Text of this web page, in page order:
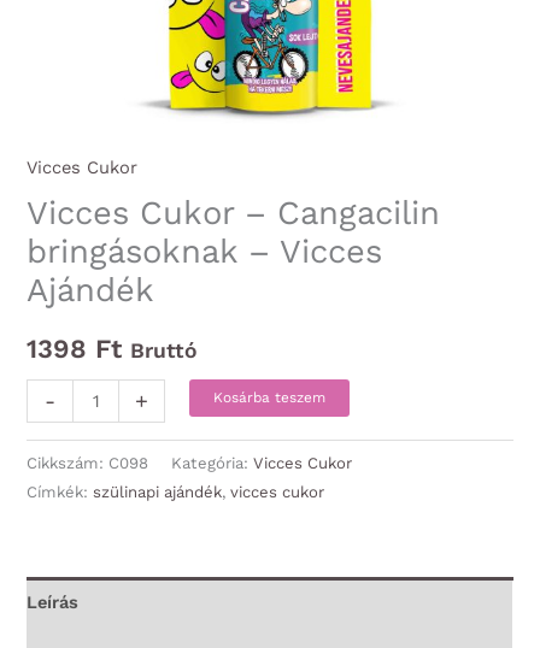
Vicces Cukor
Vicces Cukor – Cangacilin
bringásoknak – Vicces
Ajándék
1398 Ft Bruttó
-
Cukor
-
Cangacilin
+ Kosárba teszem
Cikkszám: C098 Kategória:Vicces Cukor
Címkék:szülinapi ajándék,vicces cukor
Leírás